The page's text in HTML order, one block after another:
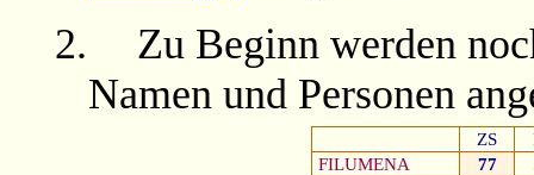
2.
Zu Beginn werden
Namen und Personen
ZS
FILUMENA
77